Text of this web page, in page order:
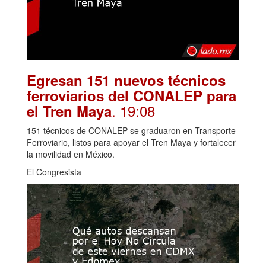
Egresan 151 nuevos técnicos
ferroviarios del CONALEP para
el Tren Maya. 19:08
151 técnicos de CONALEP se graduaron en Transporte
Ferroviario, listos para apoyar el Tren Maya y fortalecer
la movilidad en México.
El Congresista